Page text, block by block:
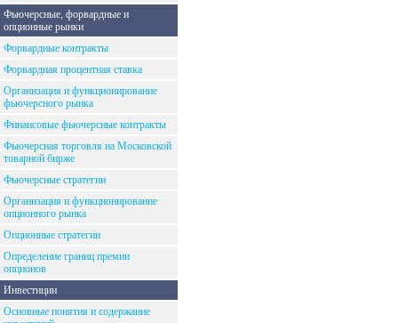
Фьючерсные, форвардные и
опционные рынки
Форвардные контракты
Форвардная процентная ставка
Организация и функционирование
фьючерсного рынка
Финансовые фьючерсные контракты
Фьючерсная торговля на Московской
товарной бирже
Фьючерсные стратегии
Организация и функционирование
опционного рынка
Опционные стратегии
Определение границ премии
опционов
Инвестиции
Основные понятия и содержание